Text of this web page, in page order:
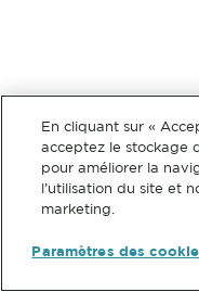
En cliquant sur «
acceptez le stockage
pour améliorer la
l’utilisation du site et
marketing.
Paramètres des